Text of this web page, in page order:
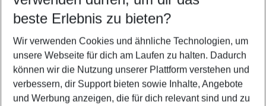
5-8 Nächte
2 Erwachsene Keine Kinder
Mehr Filter anzeigen
beste Erlebnis zu bieten?
Wir verwenden Cookies und ähnliche Technologien, um
unsere Webseite für dich am Laufen zu halten. Dadurch
können wir die Nutzung unserer Plattform verstehen und
verbessern, dir Support bieten sowie Inhalte, Angebote
und Werbung anzeigen, die für dich relevant sind und zu